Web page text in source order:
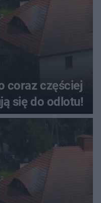
coraz częściej
się do odlotu!